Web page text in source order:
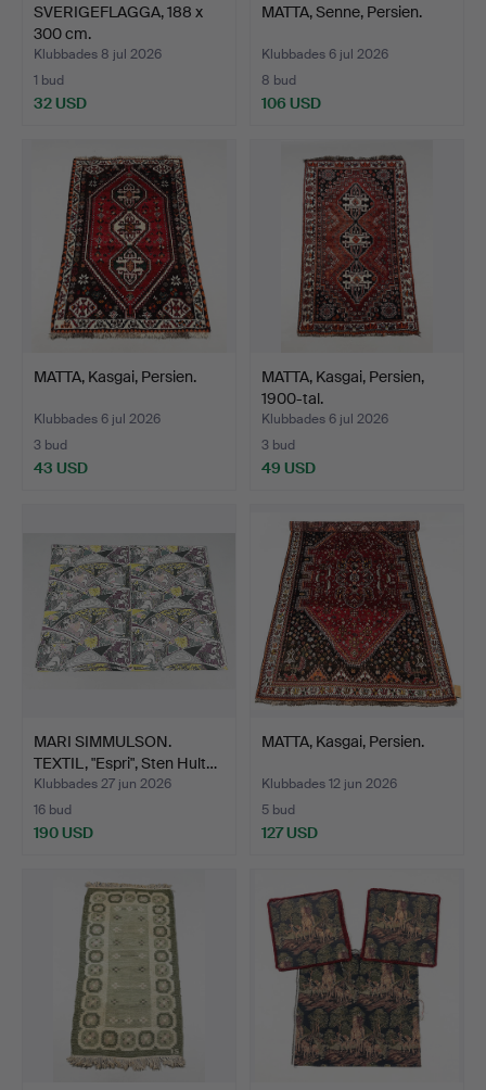
SVERIGEFLAGGA, 188 x
300 cm.
Klubbades 8 jul 2026
1 bud
32 USD
MATTA, Senne, Persien.
Klubbades 6 jul 2026
8 bud
106 USD
MATTA, Kasgai, Persien.
Klubbades 6 jul 2026
3 bud
43 USD
MATTA, Kasgai, Persien,
1900-tal.
Klubbades 6 jul 2026
3 bud
49 USD
MARI SIMMULSON.
TEXTIL, "Espri", Sten Hult…
Klubbades 27 jun 2026
16 bud
190 USD
MATTA, Kasgai, Persien.
Klubbades 12 jun 2026
5 bud
127 USD